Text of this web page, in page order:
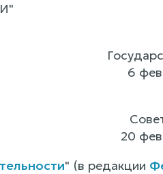
6
20
" (в редакции